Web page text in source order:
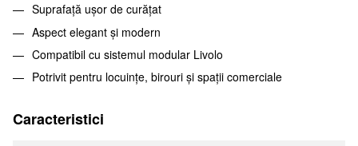
Suprafață ușor de curățat
Aspect elegant și modern
Compatibil cu sistemul modular Livolo
Potrivit pentru locuințe, birouri și spații comerciale
Caracteristici